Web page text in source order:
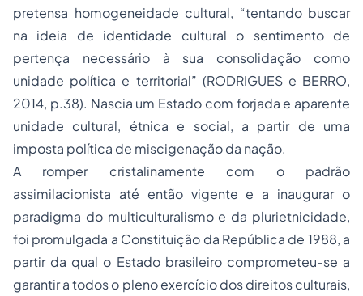
pretensa homogeneidade cultural, “tentando buscar
na ideia de identidade cultural o sentimento de
pertença necessário à sua consolidação como
unidade política e territorial” (RODRIGUES e BERRO,
2014, p.38). Nascia um Estado com forjada e aparente
unidade cultural, étnica e social, a partir de uma
imposta política de miscigenação da nação.
A romper cristalinamente com o padrão
assimilacionista até então vigente e a inaugurar o
paradigma do multiculturalismo e da plurietnicidade,
foi promulgada a Constituição da República de 1988, a
partir da qual o Estado brasileiro comprometeu-se a
garantir a todos o pleno exercício dos direitos culturais,